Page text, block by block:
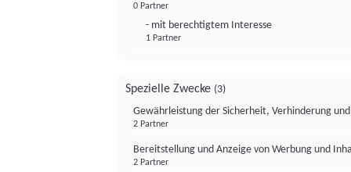
0 Partner
- mit berechtigtem Interesse
1 Partner
Spezielle Zwecke (3)
Gewährleistung der Sicherheit, Verhinderung
2 Partner
Bereitstellung und Anzeige von Werbung und
2 Partner